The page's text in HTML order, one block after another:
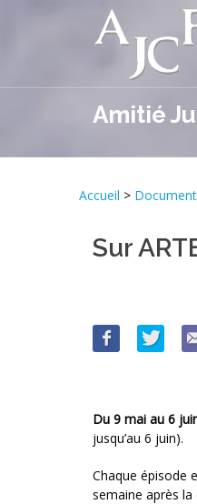
Amitié
Accueil >
Sur
Du 9 mai au 6
jusqu’au 6 juin).
Chaque épisode
semaine après la